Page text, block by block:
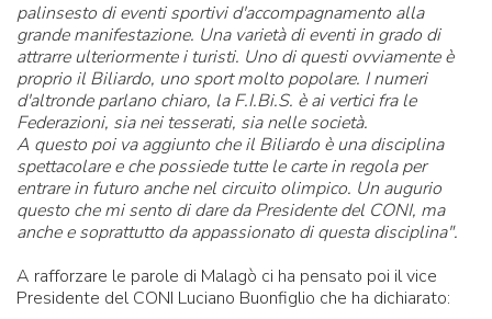
palinsesto di eventi sportivi d'accompagnamento alla
grande manifestazione. Una varietà di eventi in grado di
attrarre ulteriormente i turisti. Uno di questi ovviamente è
proprio il Biliardo, uno sport molto popolare. I numeri
d'altronde parlano chiaro, la F.I.Bi.S. è ai vertici fra le
Federazioni, sia nei tesserati, sia nelle società.
A questo poi va aggiunto che il Biliardo è una disciplina
spettacolare e che possiede tutte le carte in regola per
entrare in futuro anche nel circuito olimpico. Un augurio
questo che mi sento di dare da Presidente del CONI, ma
anche e soprattutto da appassionato di questa disciplina".
A rafforzare le parole di Malagò ci ha pensato poi il vice
Presidente del CONI Luciano Buonfiglio che ha dichiarato: